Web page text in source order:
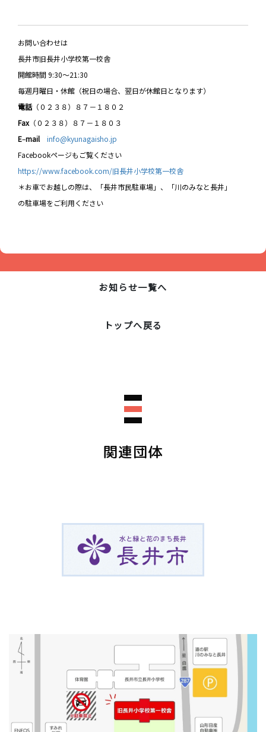
お問い合わせは
長井市旧長井小学校第一校舎
開館時間 9:30～21:30
毎週月曜日・休館（祝日の場合、翌日が休館日となります）
電話（０２３８）８７－１８０２
Fax （０２３８）８７－１８０３
E–mail
info@kyunagaisho.jp
Facebookページもご覧ください
https://www.facebook.com/旧長井小学校第一校舎
＊お車でお越しの際は、「長井市民駐車場」、「川のみなと長井」
の駐車場をご利用ください
お知らせ一覧へ
トップへ戻る
関連団体